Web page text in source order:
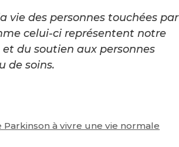
vie des personnes touchées par
celui-ci représentent notre
du soutien aux personnes
de soins.
à vivre une vie normale